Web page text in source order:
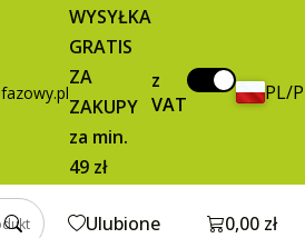
WYSYŁKA
GRATIS
ZA
ZAKUPY
za min.
49 zł
z
VAT
PL/
Ulubione Otwórz
0,00 zł
brutto / szt. Dodaj do koszyka